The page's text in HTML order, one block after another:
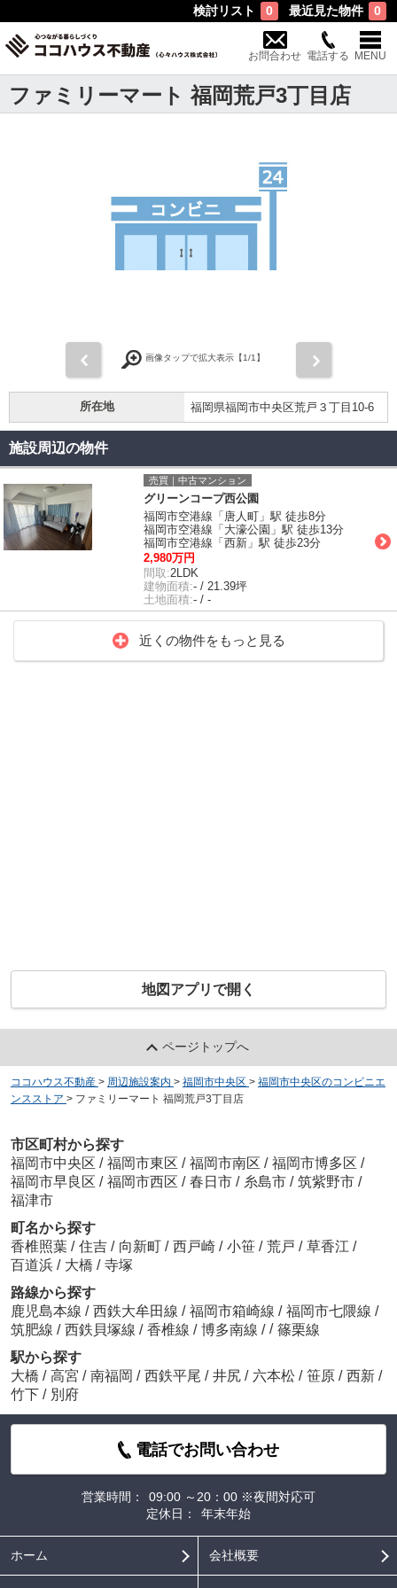
検討リスト 0 最近見た物件 0
お問合わせ 電話する MENU
ファミリーマート 福岡荒戸3丁目店
画像タップで拡大表示【1/1】
所在地 福岡県福岡市中央区荒戸３丁目10-6
施設周辺の物件
売買｜中古マンション
グリーンコープ西公園
福岡市空港線「唐人町」駅 徒歩8分
福岡市空港線「大濠公園」駅 徒歩13分
福岡市空港線「西新」駅 徒歩23分
2,980万円
間取:2LDK
建物面積:- / 21.39坪
土地面積:- / -
近くの物件をもっと見る
地図アプリで開く
ページトップへ
ココハウス不動産 > 周辺施設案内 > 福岡市中央区 > 福岡市中央区のコンビニエ
ンスストア > ファミリーマート 福岡荒戸3丁目店
市区町村から探す
福岡市中央区 / 福岡市東区 / 福岡市南区 / 福岡市博多区 /
福岡市早良区 / 福岡市西区 / 春日市 / 糸島市 / 筑紫野市 /
福津市
町名から探す
香椎照葉 / 住吉 / 向新町 / 西戸崎 / 小笹 / 荒戸 / 草香江 /
百道浜 / 大橋 / 寺塚
路線から探す
鹿児島本線 / 西鉄大牟田線 / 福岡市箱崎線 / 福岡市七隈線 /
筑肥線 / 西鉄貝塚線 / 香椎線 / 博多南線 / / 篠栗線
駅から探す
大橋 / 高宮 / 南福岡 / 西鉄平尾 / 井尻 / 六本松 / 笹原 / 西新 /
竹下 / 別府
電話でお問い合わせ
営業時間：
09:00 ～20：00 ※夜間対応可
定休日：
年末年始
ホーム 会社概要